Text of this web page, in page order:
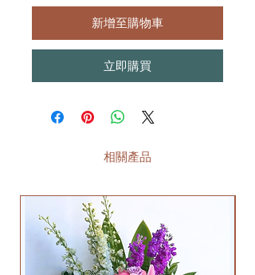
新增至購物車
立即購買
相關產品